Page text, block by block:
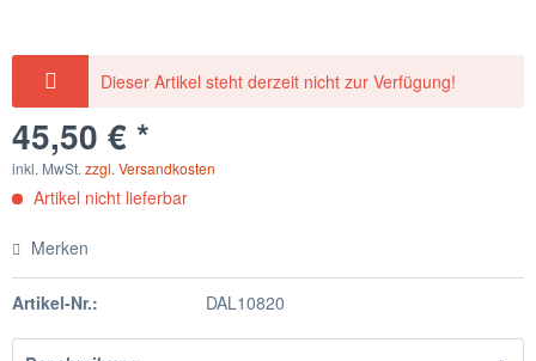
Dieser Artikel steht derzeit nicht zur Verfügung!
45,50 € *
inkl. MwSt. zzgl. Versandkosten
Artikel nicht lieferbar
Merken
Artikel-Nr.: DAL10820